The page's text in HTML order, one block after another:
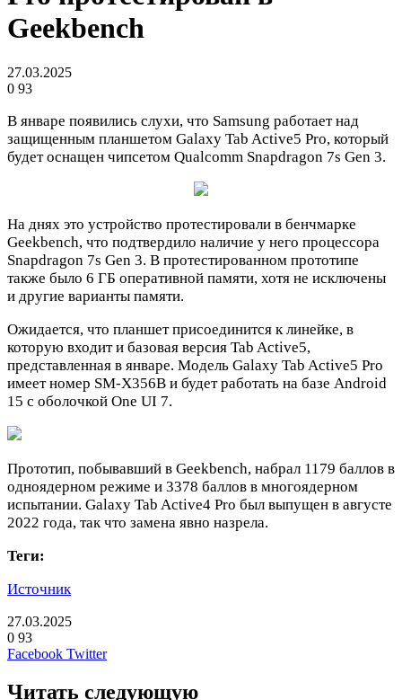
Geekbench
27.03.2025
0 93
В январе появились слухи, что Samsung работает над
защищенным планшетом Galaxy Tab Active5 Pro, который
будет оснащен чипсетом Qualcomm Snapdragon 7s Gen 3.
На днях это устройство протестировали в бенчмарке
Geekbench, что подтвердило наличие у него процессора
Snapdragon 7s Gen 3. В протестированном прототипе
также было 6 ГБ оперативной памяти, хотя не исключены
и другие варианты памяти.
Ожидается, что планшет присоединится к линейке, в
которую входит и базовая версия Tab Active5,
представленная в январе. Модель Galaxy Tab Active5 Pro
имеет номер SM-X356B и будет работать на базе Android
15 с оболочкой One UI 7.
Прототип, побывавший в Geekbench, набрал 1179 баллов в
одноядерном режиме и 3378 баллов в многоядерном
испытании. Galaxy Tab Active4 Pro был выпущен в августе
2022 года, так что замена явно назрела.
Теги:
Источник
27.03.2025
0 93
Facebook TwitterLinkedIn
Pinterest
Вконтакте
Одноклассники
Skype
WhatsApp
Telegram
Viber
Читать следующую